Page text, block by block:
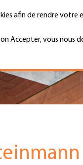
afin de rendre votre
Accepter, vous nous